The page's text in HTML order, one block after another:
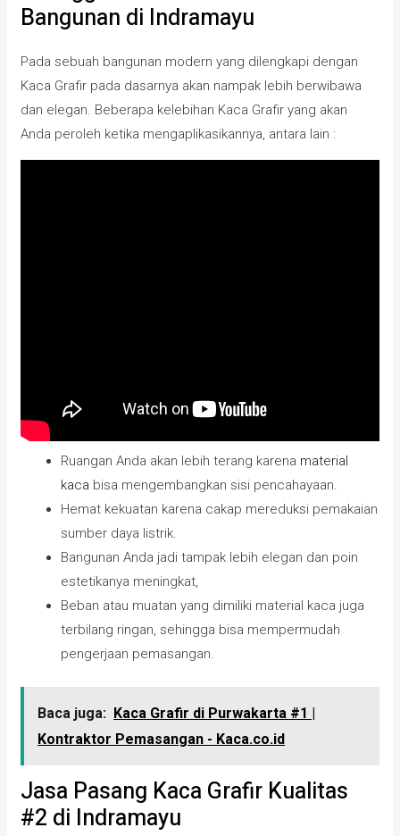
Bangunan di Indramayu
Pada sebuah bangunan modern yang dilengkapi dengan
Kaca Grafir pada dasarnya akan nampak lebih berwibawa
dan elegan. Beberapa kelebihan Kaca Grafir yang akan
Anda peroleh ketika mengaplikasikannya, antara lain :
Ruangan Anda akan lebih terang karena material
kaca bisa mengembangkan sisi pencahayaan.
Hemat kekuatan karena cakap mereduksi pemakaian
sumber daya listrik.
Bangunan Anda jadi tampak lebih elegan dan poin
estetikanya meningkat,
Beban atau muatan yang dimiliki material kaca juga
terbilang ringan, sehingga bisa mempermudah
pengerjaan pemasangan.
Baca juga: Kaca Grafir di Purwakarta #1 |
Kontraktor Pemasangan - Kaca.co.id
Jasa Pasang Kaca Grafir Kualitas
#2 di Indramayu